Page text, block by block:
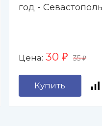
год - Севастополь
Цена: 30 ₽ 35₽
Купить